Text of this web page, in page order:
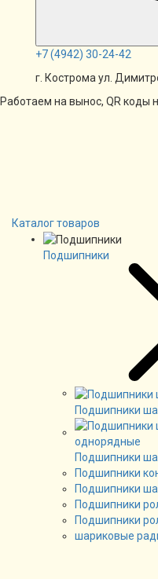
+7(4942) 30-24-42
г. Кострома ул.
Работаем на вынос, QR коды
Каталог товаров
Подшипники
Подшипники
Подшипники
Подшипники
Подшипники
Подшипники
Подшипники
шариковые